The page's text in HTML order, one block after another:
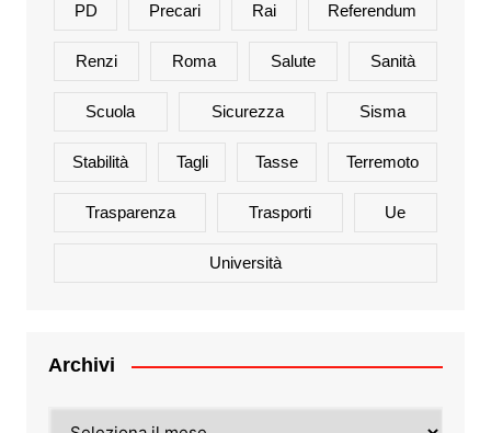
PD Precari Rai Referendum
Renzi Roma Salute Sanità
Scuola Sicurezza Sisma
Stabilità Tagli Tasse Terremoto
Trasparenza Trasporti Ue
Università
Archivi